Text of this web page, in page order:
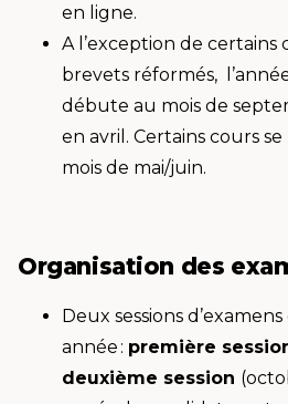
en ligne.
A l’exception de certains
brevets réformés,
débute au mois de
en avril. Certains cours
mois de mai/juin.
Organisation des
Deux sessions
année : première
deuxième session